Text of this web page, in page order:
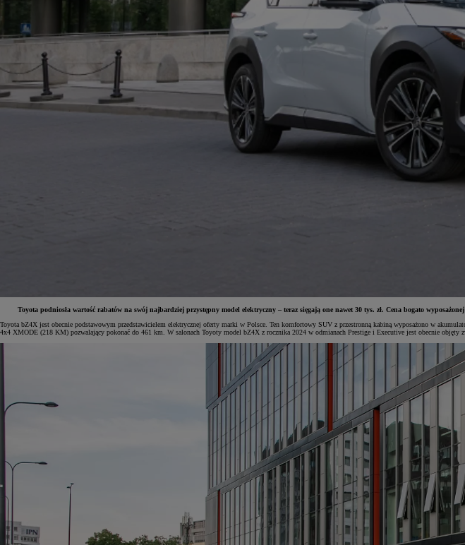
Toyota podniosła wartość rabatów na swój najbardziej przystępny model elektryczny – teraz sięgają one nawet 30 tys. zł. Cena bogato
Toyota bZ4X jest obecnie podstawowym przedstawicielem elektrycznej oferty marki w Polsce. Ten komfortowy SUV z przestronną kabiną wyposażono w
4x4 XMODE (218 KM) pozwalający pokonać do 461 km. W salonach Toyoty model bZ4X z rocznika 2024 w odmianach Prestige i Executive jest obecnie objęty